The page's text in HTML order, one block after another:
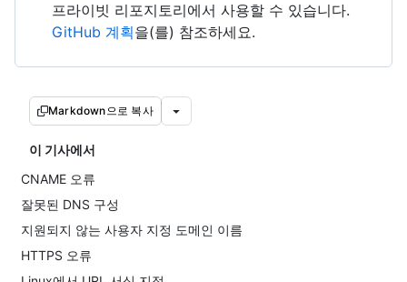
프라이빗 리포지토리에서 사용할 수 있습니다.
GitHub 계획을(를) 참조하세요.
Markdown으로 복사
이 기사에서
CNAME 오류
잘못된 DNS 구성
지원되지 않는 사용자 지정 도메인 이름
HTTPS 오류